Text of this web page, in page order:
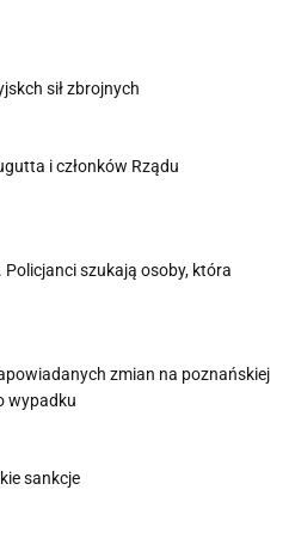
sił zbrojnych
i członków Rządu
szukają osoby, która
zmian na poznańskiej
wypadku
sankcje